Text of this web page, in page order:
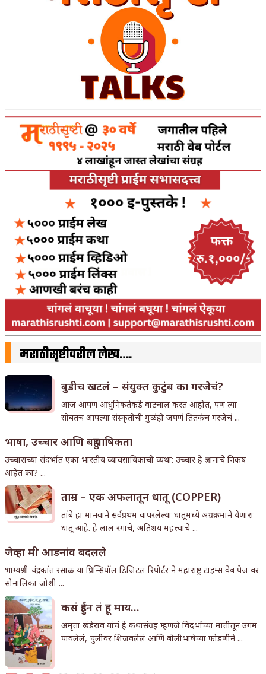
मराठीसृष्टीवरील लेख….
बुडीच खटलं – संयुक्त कुटुंब का गरजेचं?
आज आपण आधुनिकतेकडे वाटचाल करत आहोत, पण त्या
सोबतच आपल्या संस्कृतीची मुळंही जपणं तितकंच गरजेचं ...
भाषा, उच्चार आणि बहुभाषिकता
उच्चाराच्या संदर्भात एका भारतीय व्यावसायिकाची व्यथा: उच्चार हे ज्ञानाचे निकष
आहेत का? ...
ताम्र – एक अफलातून धातू (COPPER)
तांबे हा मानवाने सर्वप्रथम वापरलेल्या धातूंमध्ये अग्रक्रमाने येणारा
धातू आहे. हे लाल रंगाचे, अतिशय महत्त्वाचे ...
जेव्हा मी आडनांव बदलले
भाग्यश्री चंद्रकांत रसाळ या प्रिन्सिपॉल डिजिटल रिपोर्टर ने महाराष्ट्र टाइम्स वेब पेज वर
सोनालिका जोशी ...
कसं हुईन तं हू माय…
अमृता खंडेराव यांचं हे कथासंग्रह म्हणजे विदर्भाच्या मातीतून उगम
पावलेलं, चुलीवर शिजवलेलं आणि बोलीभाषेच्या फोडणीने ...